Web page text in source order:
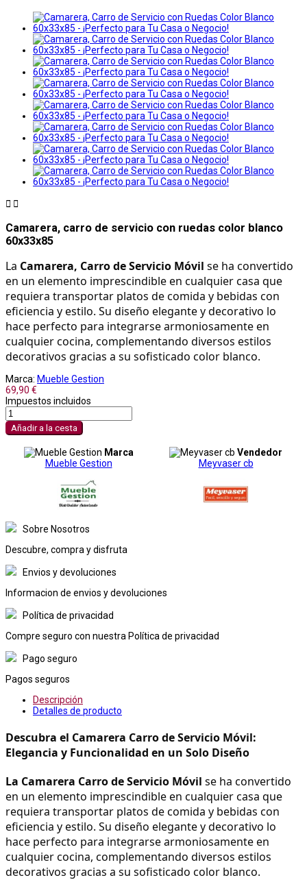
 
Camarera, carro de servicio con ruedas color blanco
60x33x85
La Camarera, Carro de Servicio Móvil se ha convertido
en un elemento imprescindible en cualquier casa que
requiera transportar platos de comida y bebidas con
eficiencia y estilo. Su diseño elegante y decorativo lo
hace perfecto para integrarse armoniosamente en
cualquier cocina, complementando diversos estilos
decorativos gracias a su sofisticado color blanco.
Marca: Mueble Gestion
69,90 €
Impuestos incluidos
Añadir a la cesta
Marca
Mueble Gestion
Vendedor
Meyvaser cb
Sobre Nosotros
Descubre, compra y disfruta
Envios y devoluciones
Informacion de envios y devoluciones
Política de privacidad
Compre seguro con nuestra Política de privacidad
Pago seguro
Pagos seguros
Descripción
Detalles de producto
Descubra el Camarera Carro de Servicio Móvil:
Elegancia y Funcionalidad en un Solo Diseño
La Camarera Carro de Servicio Móvil se ha convertido
en un elemento imprescindible en cualquier casa que
requiera transportar platos de comida y bebidas con
eficiencia y estilo. Su diseño elegante y decorativo lo
hace perfecto para integrarse armoniosamente en
cualquier cocina, complementando diversos estilos
decorativos gracias a su sofisticado color blanco.